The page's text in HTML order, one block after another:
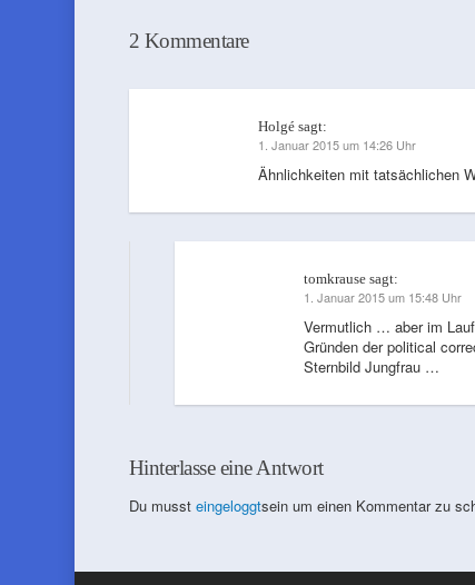
2 Kommentare
Holgé sagt:
1. Januar 2015 um 14:26 Uhr
Ähnlichkeiten mit tatsächlichen
tomkrause sagt:
1. Januar 2015 um 15:48 Uhr
Vermutlich … aber im
Gründen der political
Sternbild Jungfrau …
Hinterlasse eine Antwort
Du musst eingeloggtsein um einen Kommentar zu